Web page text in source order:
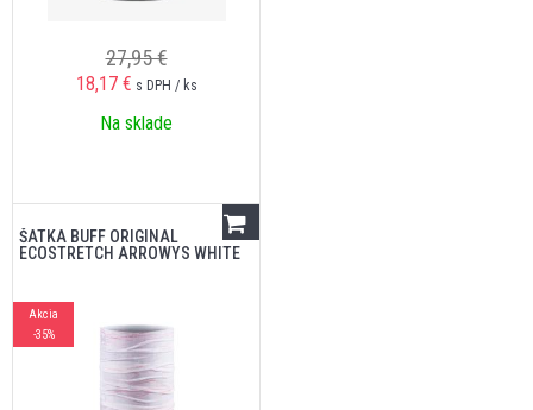
27,95 €
18,17 € s DPH / ks
Na sklade
ŠATKA BUFF ORIGINAL
ECOSTRETCH ARROWYS WHITE
Akcia
-35%